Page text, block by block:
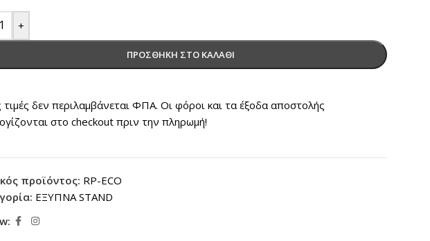
+
ΠΡΟΣΘΉΚΗ ΣΤΟ ΚΑΛΆΘΙ
τιμές δεν περιλαμβάνεται ΦΠΑ. Οι φόροι και τα έξοδα αποστολής
στο checkout πριν την πληρωμή!
προϊόντος: RP-ECO
ΕΞΥΠΝΑ STAND